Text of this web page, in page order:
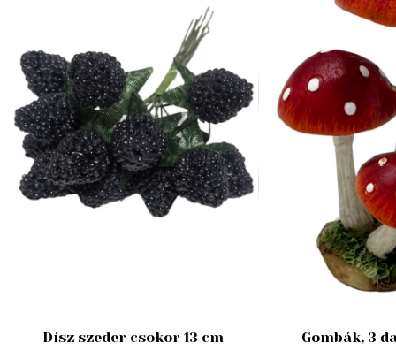
Dísz szeder csokor 13 cm Gombák, 3